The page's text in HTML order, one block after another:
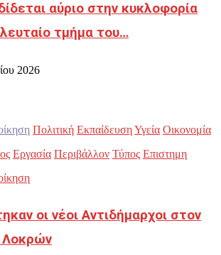
αύριο στην κυκλοφορία
τμήμα του…
2026
Πολιτική ΕκπαίδευσηΥγεία Οικονομία
Εργασία Περιβάλλον Τύπος Επιστημη
οι νέοι Αντιδήμαρχοι στον